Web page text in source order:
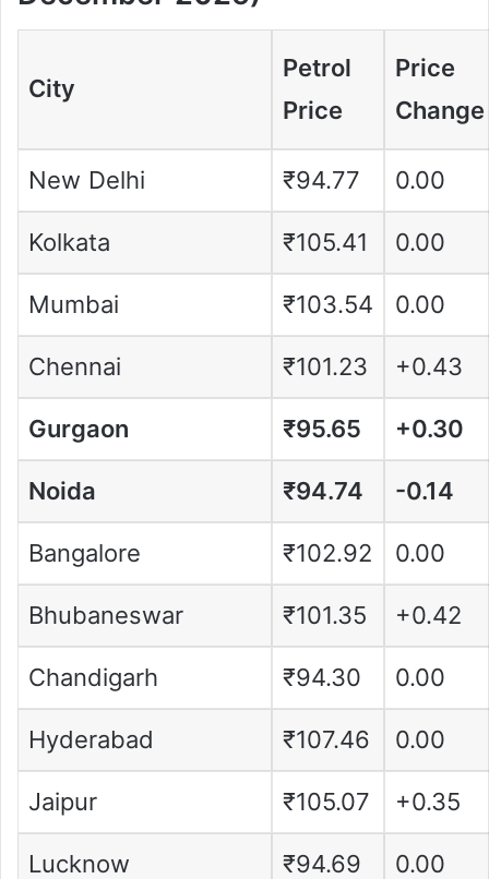
City
Petrol
Price
Price
Change
New Delhi ₹94.77 0.00
Kolkata ₹105.41 0.00
Mumbai ₹103.54 0.00
Chennai ₹101.23 +0.43
Gurgaon ₹95.65 +0.30
Noida ₹94.74 -0.14
Bangalore ₹102.92 0.00
Bhubaneswar ₹101.35 +0.42
Chandigarh ₹94.30 0.00
Hyderabad ₹107.46 0.00
Jaipur ₹105.07 +0.35
Lucknow ₹94.69 0.00